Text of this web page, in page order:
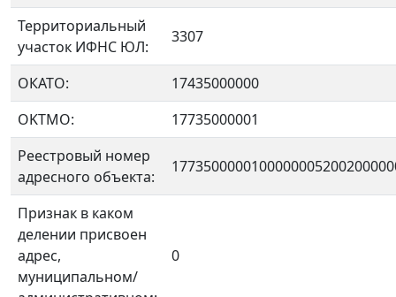
Территориальный
участок ИФНС ЮЛ:
3307
ОКАТО:
17435000000
OKTMO:
17735000001
Реестровый номер
адресного объекта:
Признак в каком
делении присвоен
адрес,
муниципальном/
0